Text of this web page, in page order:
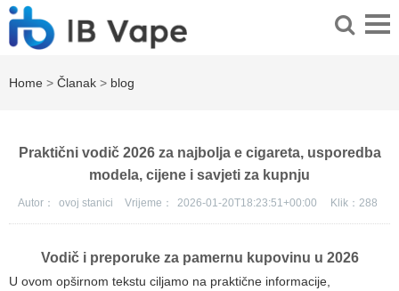
Home > Članak > blog
Praktični vodič 2026 za najbolja e cigareta, usporedba
modela, cijene i savjeti za kupnju
Autor： ovoj stanici Vrijeme： 2026-01-20T18:23:51+00:00 Klik： 288
Vodič i preporuke za pamernu kupovinu u 2026
U ovom opširnom tekstu ciljamo na praktične informacije,